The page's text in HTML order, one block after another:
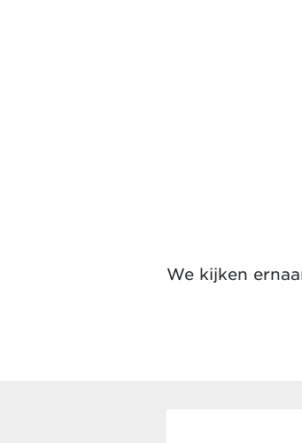
We kijken